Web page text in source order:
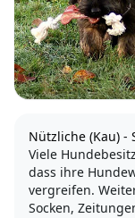
Nützliche (Kau) -
Viele
dass ihre
vergreifen.
Socken,